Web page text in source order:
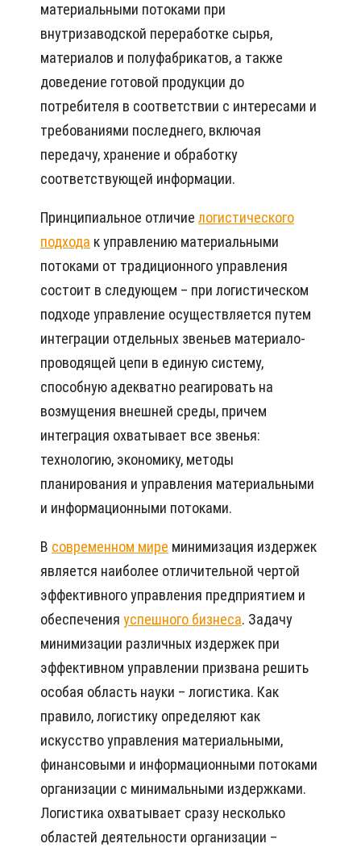
материальными потоками при
внутризаводской переработке сырья,
материалов и полуфабрикатов, а также
доведение готовой продукции до
потребителя в соответствии с интересами и
требованиями последнего, включая
передачу, хранение и обработку
соответствующей информации.
Принципиальное отличие логистического
подхода к управлению материальными
потоками от традиционного управления
состоит в следующем – при логистическом
подходе управление осуществляется путем
интеграции отдельных звеньев материало-
проводящей цепи в единую систему,
способную адекватно реагировать на
возмущения внешней среды, причем
интеграция охватывает все звенья:
технологию, экономику, методы
планирования и управления материальными
и информационными потоками.
В современном мире минимизация издержек
является наиболее отличительной чертой
эффективного управления предприятием и
обеспечения успешного бизнеса. Задачу
минимизации различных издержек при
эффективном управлении призвана решить
особая область науки – логистика. Как
правило, логистику определяют как
искусство управления материальными,
финансовыми и информационными потоками
организации с минимальными издержками.
Логистика охватывает сразу несколько
областей деятельности организации –